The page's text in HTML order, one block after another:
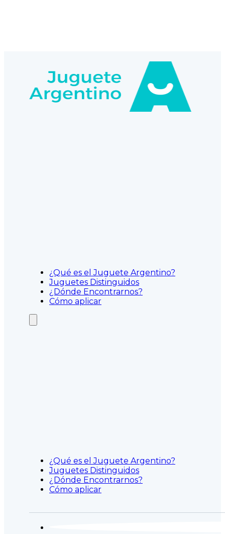
¿Qué es el Juguete Argentino?
Juguetes Distinguidos
¿Dónde Encontrarnos?
Cómo aplicar
¿Qué es el Juguete Argentino?
Juguetes Distinguidos
¿Dónde Encontrarnos?
Cómo aplicar